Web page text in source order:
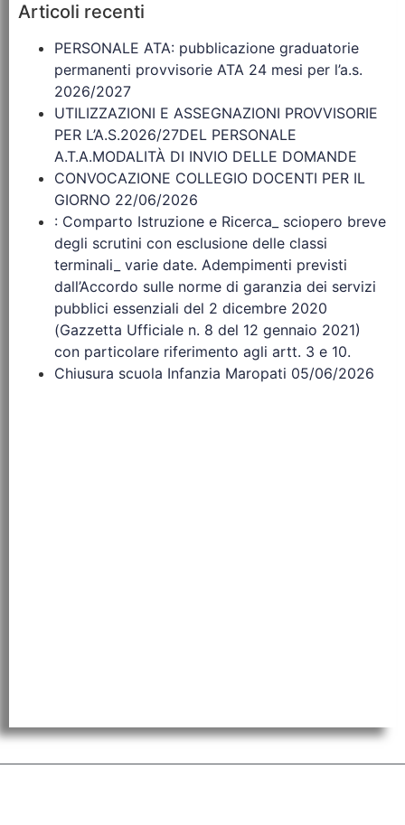
Articoli recenti
PERSONALE ATA: pubblicazione graduatorie
permanenti provvisorie ATA 24 mesi per l’a.s.
2026/2027
UTILIZZAZIONI E ASSEGNAZIONI PROVVISORIE
PER L’A.S.2026/27DEL PERSONALE
A.T.A.MODALITÀ DI INVIO DELLE DOMANDE
CONVOCAZIONE COLLEGIO DOCENTI PER IL
GIORNO 22/06/2026
: Comparto Istruzione e Ricerca_ sciopero breve
degli scrutini con esclusione delle classi
terminali_ varie date. Adempimenti previsti
dall’Accordo sulle norme di garanzia dei servizi
pubblici essenziali del 2 dicembre 2020
(Gazzetta Ufficiale n. 8 del 12 gennaio 2021)
con particolare riferimento agli artt. 3 e 10.
Chiusura scuola Infanzia Maropati 05/06/2026